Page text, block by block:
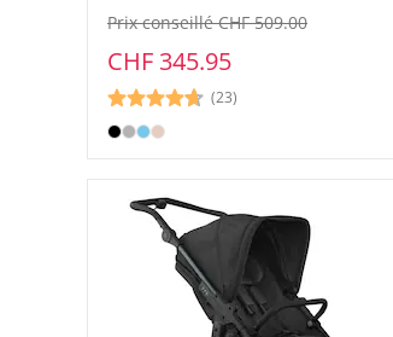
CHF 345.95
Prix conseillé CHF 509.00
(23)